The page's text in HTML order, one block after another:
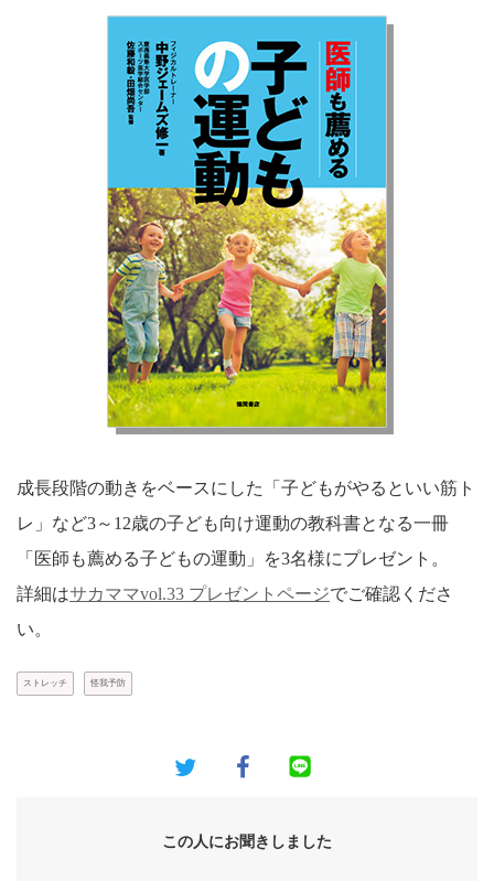
成長段階の動きをベースにした「子どもがやるといい筋ト
レ」など3～12歳の子ども向け運動の教科書となる一冊
「医師も薦める子どもの運動」を3名様にプレゼント。
詳細はサカママvol.33 プレゼントページでご確認くださ
い。
ストレッチ 怪我予防
この人にお聞きしました